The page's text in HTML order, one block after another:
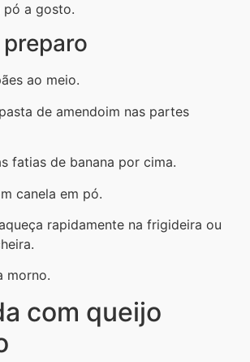
pó a gosto.
ao meio.
de amendoim nas partes
fatias de banana por cima.
canela em pó.
rapidamente na frigideira ou
morno.
com queijo